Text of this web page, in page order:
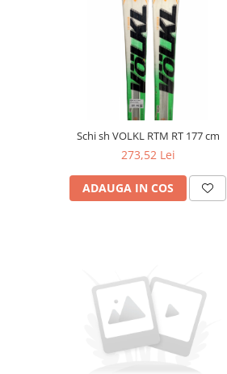
Schi sh VOLKL RTM RT 177 cm
273,52 Lei
ADAUGA IN COS